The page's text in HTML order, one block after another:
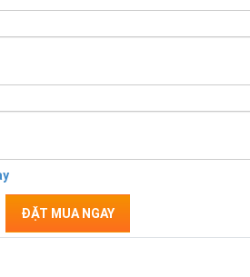
ĐẶT MUA NGAY